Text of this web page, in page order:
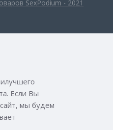
SexPodium - 2021
Если Вы
мы будем